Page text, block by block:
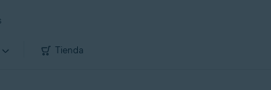
Tienda